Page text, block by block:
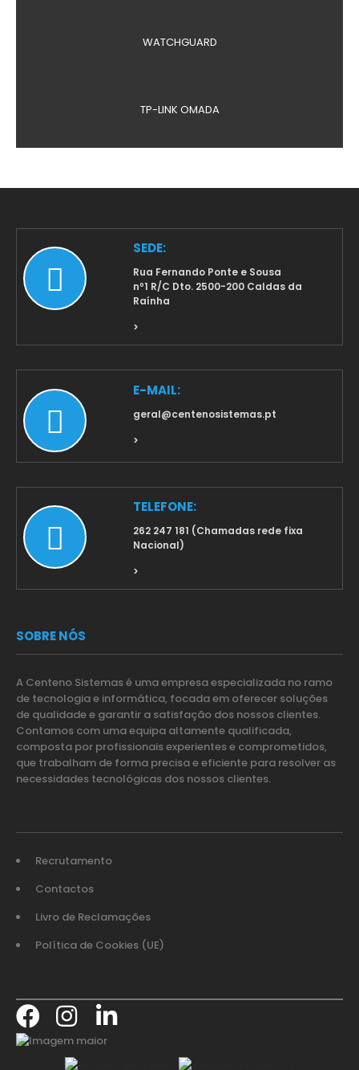
WATCHGUARD
TP-LINK OMADA
SEDE:
Rua Fernando Ponte e Sousa
nº1 R/C Dto. 2500-200 Caldas da
Raínha
>
E-MAIL:
geral@centenosistemas.pt
>
TELEFONE:
262 247 181 (Chamadas rede fixa
Nacional)
>
SOBRE NÓS
A Centeno Sistemas é uma empresa especializada no ramo
de tecnologia e informática, focada em oferecer soluções
de qualidade e garantir a satisfação dos nossos clientes.
Contamos com uma equipa altamente qualificada,
composta por profissionais experientes e comprometidos,
que trabalham de forma precisa e eficiente para resolver as
necessidades tecnológicas dos nossos clientes.
Recrutamento
Contactos
Livro de Reclamações
Política de Cookies (UE)